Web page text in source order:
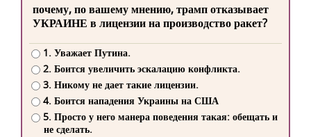
почему, по вашему мнению, трамп отказывает
УКРАИНЕ в лицензии на производство ракет?
1. Уважает Путина.
2. Боится увеличить эскалацию конфликта.
3. Никому не дает такие лицензии.
4. Боится нападения Украины на США
5. Просто у него манера поведения такая: обещать и
не сделать.